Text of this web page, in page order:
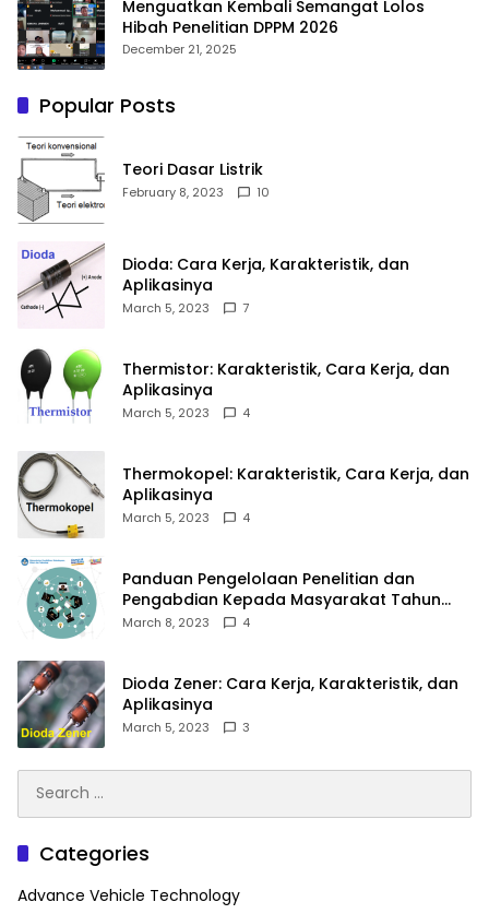
Menguatkan Kembali Semangat Lolos
Hibah Penelitian DPPM 2026
December 21, 2025
Popular Posts
Teori Dasar Listrik
February 8, 2023 10
Dioda: Cara Kerja, Karakteristik, dan
Aplikasinya
March 5, 2023 7
Thermistor: Karakteristik, Cara Kerja, dan
Aplikasinya
March 5, 2023 4
Thermokopel: Karakteristik, Cara Kerja, dan
Aplikasinya
March 5, 2023 4
Panduan Pengelolaan Penelitian dan
Pengabdian Kepada Masyarakat Tahun
2023
March 8, 2023 4
Dioda Zener: Cara Kerja, Karakteristik, dan
Aplikasinya
March 5, 2023 3
for:
Categories
Advance Vehicle Technology